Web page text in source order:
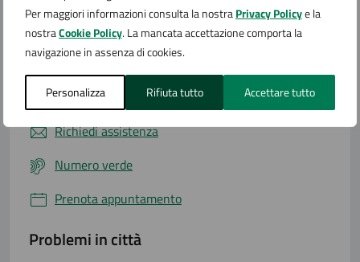
Per maggiori informazioni consulta la nostraPrivacy Policye la
nostraCookie Policy. La mancata accettazione comporta la
navigazione in assenza di cookies.
Personalizza Rifiuta tutto Accettare tutto
Contatta il comune
Leggi le domande frequenti
Richiedi assistenza
Numero verde
Prenota appuntamento
Problemi in città